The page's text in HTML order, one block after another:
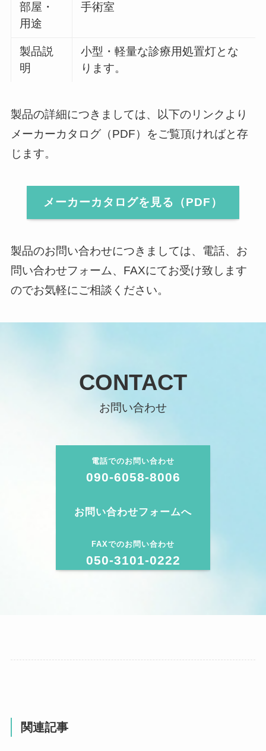
部屋・
用途
手術室
製品説
明
小型・軽量な診療用処置灯とな
ります。
製品の詳細につきましては、以下のリンクより
メーカーカタログ（PDF）をご覧頂ければと存
じます。
メーカーカタログを見る（PDF）
製品のお問い合わせにつきましては、電話、お
問い合わせフォーム、FAXにてお受け致します
のでお気軽にご相談ください。
CONTACT
お問い合わせ
電話でのお問い合わせ
090-6058-8006
お問い合わせフォームへ
FAXでのお問い合わせ
050-3101-0222
関連記事